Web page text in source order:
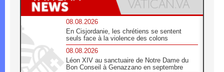
08.08.2026
En Cisjordanie, les chrétiens se sentent
seuls face à la violence des colons
08.08.2026
Léon XIV au sanctuaire de Notre Dame du
Bon Conseil à Genazzano en septembre